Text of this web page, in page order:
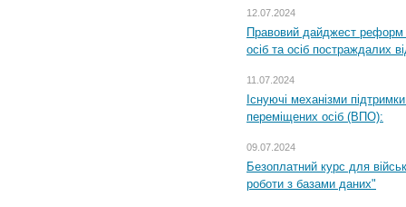
12.07.2024
Правовий дайджест реформ
осіб та осіб постраждалих
11.07.2024
Існуючі механізми
переміщених осіб (ВПО):
09.07.2024
Безоплатний курс для
роботи з базами даних"